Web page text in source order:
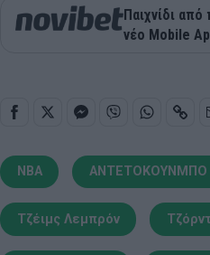
Παιχνίδι
νέο Mobile
NBA ΑΝΤΕΤΟΚΟΥΝΜΠΟ
Τζέιμς Λεμπρόν